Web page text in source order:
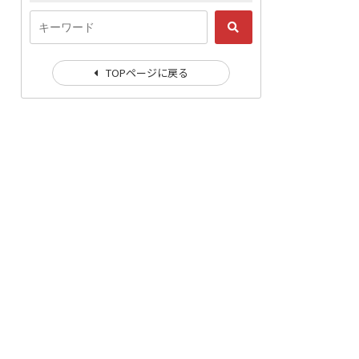
TOPページに戻る